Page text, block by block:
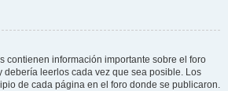
contienen información importante sobre el foro
debería leerlos cada vez que sea posible. Los
de cada página en el foro donde se publicaron.